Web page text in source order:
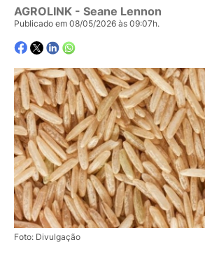
AGROLINK - Seane Lennon
Publicado em 08/05/2026 às 09:07h.
Foto: Divulgação